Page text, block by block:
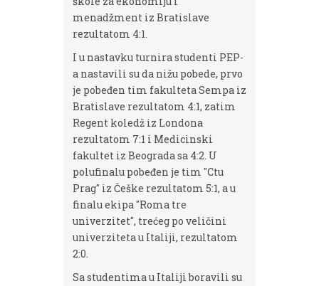
menadžment iz Bratislave
rezultatom 4:1.
I u nastavku turnira studenti PEP-
a nastavili su da nižu pobede, prvo
je pobeđen tim fakulteta Sempa iz
Bratislave rezultatom 4:1, zatim
Regent koledž iz Londona
rezultatom 7:1 i Medicinski
fakultet iz Beograda sa 4:2. U
polufinalu pobeđen je tim "Ctu
Prag" iz Češke rezultatom 5:1, a u
finalu ekipa "Roma tre
univerzitet", trećeg po veličini
univerziteta u Italiji, rezultatom
2:0.
Sa studentima u Italiji boravili su